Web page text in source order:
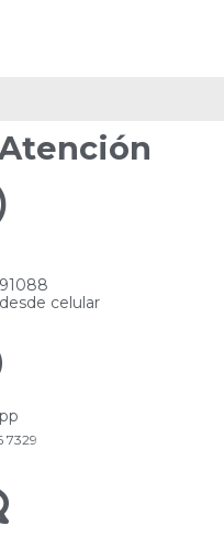
celular
7329